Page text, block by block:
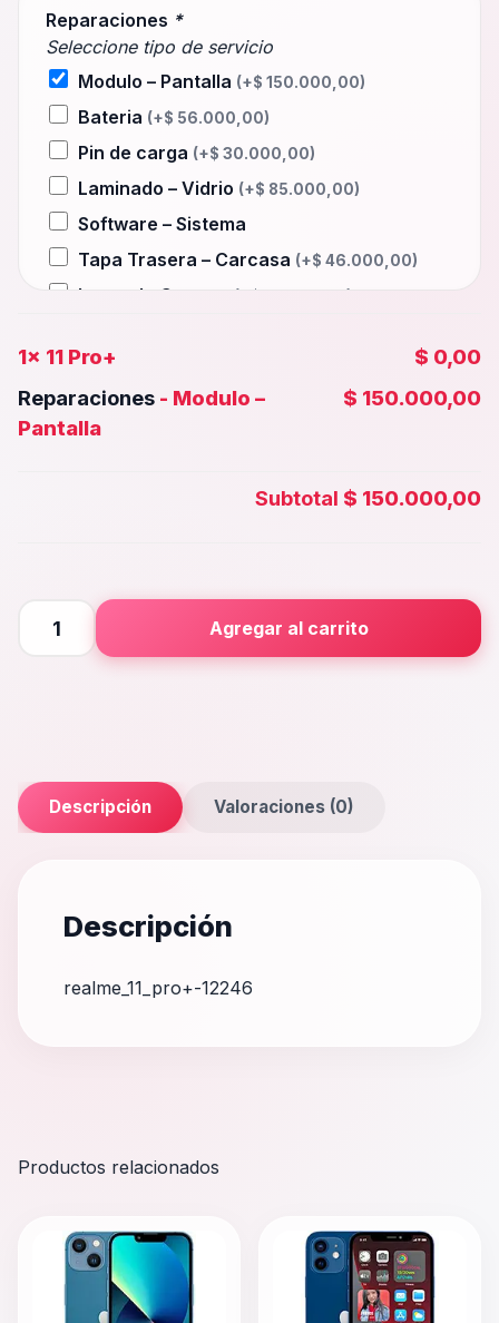
Reparaciones *
Seleccione tipo de servicio
Modulo – Pantalla (+$ 150.000,00)
Bateria (+$ 56.000,00)
Pin de carga (+$ 30.000,00)
Laminado – Vidrio (+$ 85.000,00)
Software – Sistema
Tapa Trasera – Carcasa (+$ 46.000,00)
Lente de Camara
Wifi – Señal – Antena
Camara Trasera(+$ 58.000,00 )
Camara frontal, Selfie – Face id
(+$30.000,00)
Placa Principal
1x 11 Pro+
$ 0,00
Reparaciones - Modulo –
Pantalla
$ 150.000,00
Subtotal $ 150.000,00
Pro+
Agregar al carrito
Descripción Valoraciones (0)
Descripción
realme_11_pro+-12246
Productos relacionados